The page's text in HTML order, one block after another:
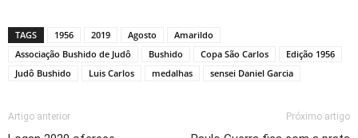
TAGS 1956 2019 Agosto
Amarildo
Associação Bushido de Judô
Bushido Copa São Carlos
Edição 1956
Judô Bushido
Luis Carlos medalhas sensei Daniel Garcia
Artigo anterior Próximo artigo